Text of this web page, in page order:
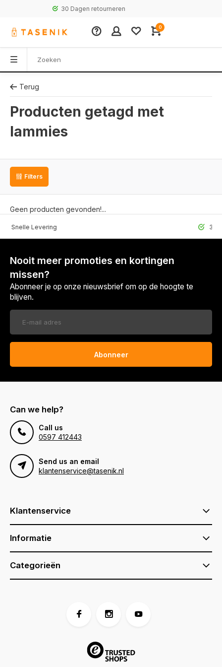
30 Dagen retourneren
0
Terug
Producten getagd met
lammies
Filters
Geen producten gevonden!...
Levering 30 Dagen
Nooit meer promoties en kortingen
missen?
Abonneer je op onze nieuwsbrief om op de hoogte te
blijven.
Abonneer
Can we help?
Call us
0597 412443
Send us an email
klantenservice@tasenik.nl
Klantenservice
Informatie
Categorieën